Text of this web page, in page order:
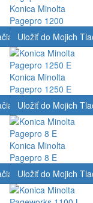
Konica Minolta
Pagepro 1200
Uložiť do Mojich
Konica Minolta
Pagepro 1250 E
Uložiť do Mojich
Konica Minolta
Pagepro 8 E
Uložiť do Mojich